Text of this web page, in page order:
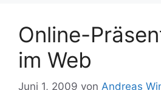
Online-
im Web
Juni 1, 2009 von Andreas